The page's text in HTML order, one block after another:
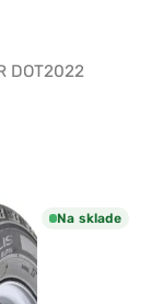
DOT2022
Na sklade